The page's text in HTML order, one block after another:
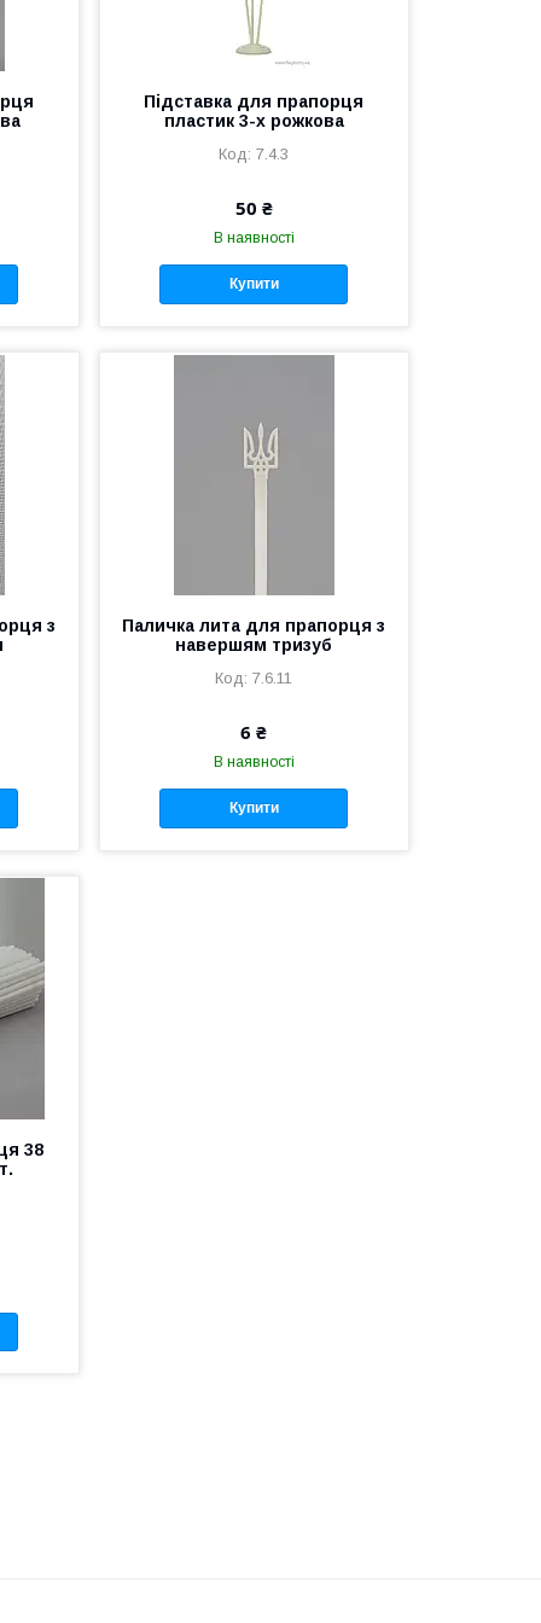
Підставка для прапорця
пластик 3-х рожкова
7.4.3
50 ₴
В наявності
Купити
з
Паличка лита для прапорця з
навершям тризуб
7.6.11
6 ₴
В наявності
Купити
38